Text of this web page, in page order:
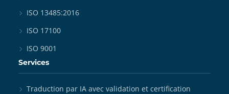
ISO 13485:2016
ISO 17100
ISO 9001
Services
Traduction par IA avec validation et certification